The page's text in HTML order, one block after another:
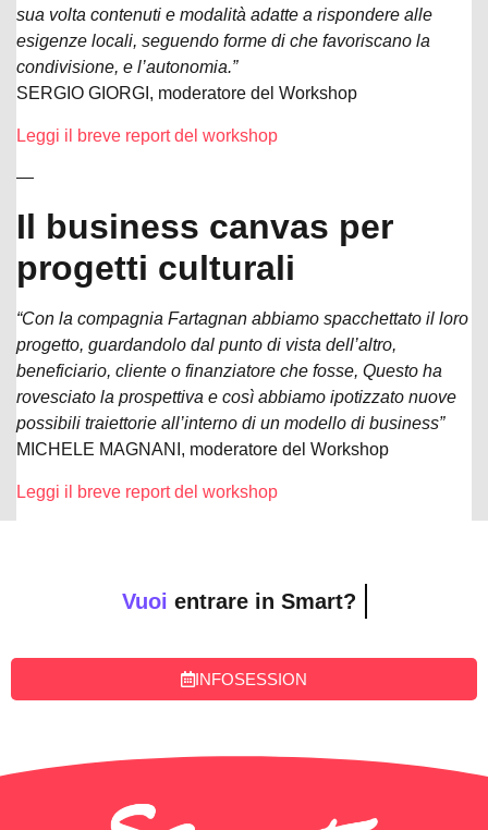
sua volta contenuti e modalità adatte a rispondere alle
esigenze locali, seguendo forme di che favoriscano la
condivisione, e l’autonomia.”
SERGIO GIORGI, moderatore del Workshop
Leggi il breve report del workshop
—
Il business canvas per
progetti culturali
“Con la compagnia Fartagnan abbiamo spacchettato il loro
progetto, guardandolo dal punto di vista dell’altro,
beneficiario, cliente o finanziatore che fosse, Questo ha
rovesciato la prospettiva e così abbiamo ipotizzato nuove
possibili traiettorie all’interno di un modello di business”
MICHELE MAGNANI, moderatore del Workshop
Leggi il breve report del workshop
Vuoi entrare in Smart?
INFOSESSION